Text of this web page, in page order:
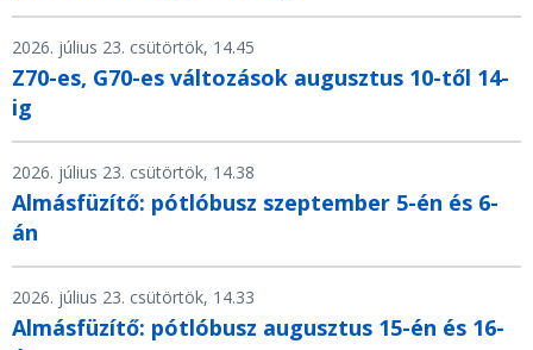
2026. július 23. csütörtök, 14.45
Z70-es, G70-es változások augusztus 10-től 14-
ig
2026. július 23. csütörtök, 14.38
Almásfüzítő: pótlóbusz szeptember 5-én és 6-
án
2026. július 23. csütörtök, 14.33
Almásfüzítő: pótlóbusz augusztus 15-én és 16-